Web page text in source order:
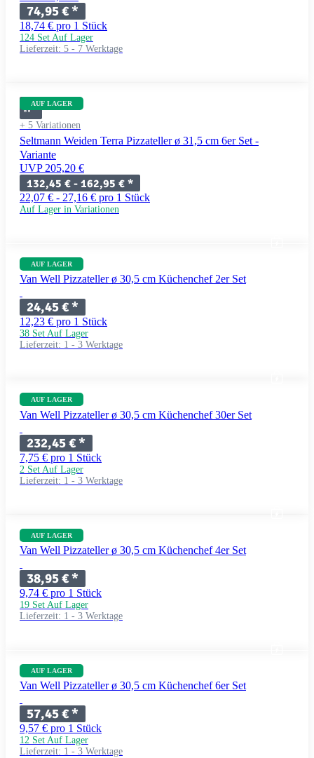
74,95 €*
18,74 € pro 1 Stück
124 Set Auf Lager
Lieferzeit: 5 - 7 Werktage
AUF LAGER
+ 5 Variationen
Seltmann Weiden Terra Pizzateller ø 31,5 cm 6er Set -
Variante
UVP 205,20 €
132,45 € - 162,95 € *
22,07 € - 27,16 € pro 1 Stück
Auf Lager in Variationen
AUF LAGER
Van Well Pizzateller ø 30,5 cm Küchenchef 2er Set
24,45 €*
12,23 € pro 1 Stück
38 Set Auf Lager
Lieferzeit: 1 - 3 Werktage
AUF LAGER
Van Well Pizzateller ø 30,5 cm Küchenchef 30er Set
232,45 €*
7,75 € pro 1 Stück
2 Set Auf Lager
Lieferzeit: 1 - 3 Werktage
AUF LAGER
Van Well Pizzateller ø 30,5 cm Küchenchef 4er Set
38,95 €*
9,74 € pro 1 Stück
19 Set Auf Lager
Lieferzeit: 1 - 3 Werktage
AUF LAGER
Van Well Pizzateller ø 30,5 cm Küchenchef 6er Set
57,45 €*
9,57 € pro 1 Stück
12 Set Auf Lager
Lieferzeit: 1 - 3 Werktage